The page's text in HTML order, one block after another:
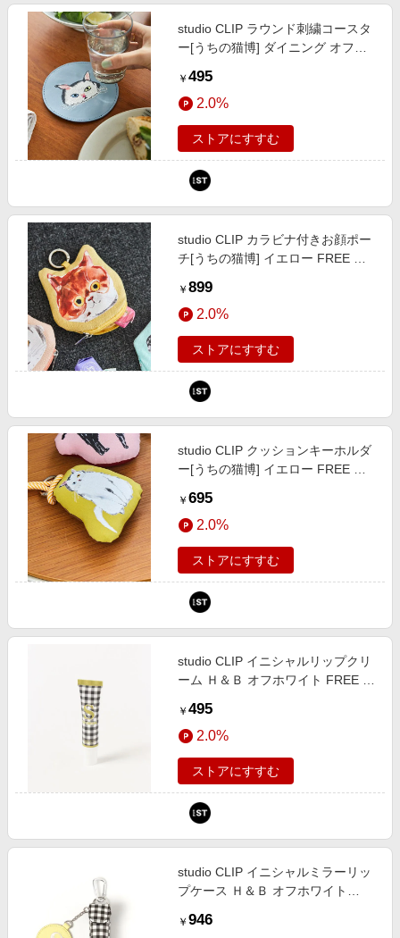
studio CLIP ラウンド刺繍コースタ
ー[うちの猫博] ダイニング オフホ
588541 and ST アンドエスティ
（旧ドットエスティ）
￥ 495
2.0%
ストアにすすむ
studio CLIP カラビナ付きお顔ポー
チ[うちの猫博] イエロー FREE ウ
586858 and ST アンドエスティ
（旧ドットエスティ）
￥ 899
2.0%
ストアにすすむ
studio CLIP クッションキーホルダ
ー[うちの猫博] イエロー FREE ウ
579260 and ST アンドエスティ
（旧ドットエスティ）
￥ 695
2.0%
ストアにすすむ
studio CLIP イニシャルリップクリ
ーム Ｈ＆Ｂ オフホワイト FREE ス
ンドエスティ（旧ドットエスティ）
￥ 495
2.0%
ストアにすすむ
studio CLIP イニシャルミラーリッ
プケース Ｈ＆Ｂ オフホワイト
and ST アンドエスティ（旧ドット
￥ 946